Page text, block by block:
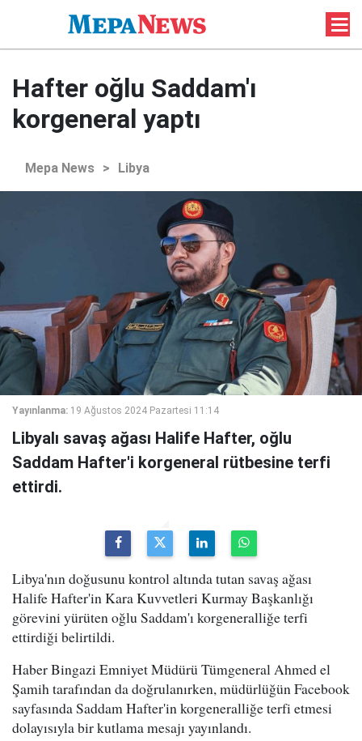
Hafter oğlu Saddam'ı
korgeneral yaptı
Mepa News > Libya
Yayınlanma: 19 Ağustos 2024 Pazartesi 11:14
Libyalı savaş ağası Halife Hafter, oğlu
Saddam Hafter'i korgeneral rütbesine terfi
ettirdi.
Libya'nın doğusunu kontrol altında tutan savaş ağası
Halife Hafter'in Kara Kuvvetleri Kurmay Başkanlığı
görevini yürüten oğlu Saddam'ı korgeneralliğe terfi
ettirdiği belirtildi.
Haber Bingazi Emniyet Müdürü Tümgeneral Ahmed el
Şamih tarafından da doğrulanırken, müdürlüğün Facebook
sayfasında Saddam Hafter'in korgeneralliğe terfi etmesi
dolayısıyla bir kutlama mesajı yayınlandı.